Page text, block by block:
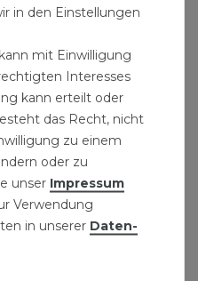
in den Einstellungen
mit Einwilligung
Interesses
kann erteilt oder
das Recht, nicht
zu einem
oder zu
unser Impressum
Verwendung
in unserer Daten­